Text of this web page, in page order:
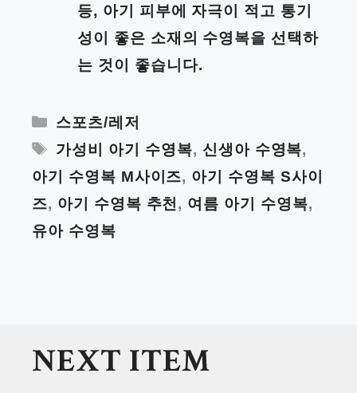
등, 아기 피부에 자극이 적고 통기
성이 좋은 소재의 수영복을 선택하
는 것이 좋습니다.
Categories
스포츠/레저
Tags
가성비 아기 수영복, 신생아 수영복,
아기 수영복 M사이즈, 아기 수영복 S사이
즈, 아기 수영복 추천 , 여름 아기 수영복,
유아 수영복
NEXT ITEM